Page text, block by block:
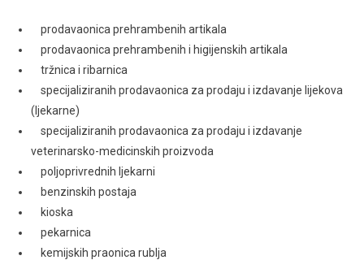
prodavaonica prehrambenih artikala
prodavaonica prehrambenih i higijenskih artikala
tržnica i ribarnica
specijaliziranih prodavaonica za prodaju i izdavanje lijekova
(ljekarne)
specijaliziranih prodavaonica za prodaju i izdavanje
veterinarsko-medicinskih proizvoda
poljoprivrednih ljekarni
benzinskih postaja
kioska
pekarnica
kemijskih praonica rublja